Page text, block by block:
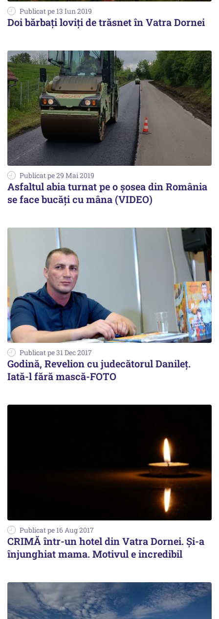
Publicat pe 13 Iun 2019
Doi bărbați loviți de trăsnet în Vatra Dornei
Publicat pe 29 Mai 2019
Asfaltul abia turnat pe o şosea din România
se face bucăţi cu mâna (VIDEO)
Publicat pe 31 Dec 2017
Godină, Revelion cu judecătorul Danileț.
Iată-l fără mască-FOTO
Publicat pe 16 Aug 2017
CRIMĂ într-un hotel din Vatra Dornei. Şi-a
înjunghiat mama. Motivul e incredibil